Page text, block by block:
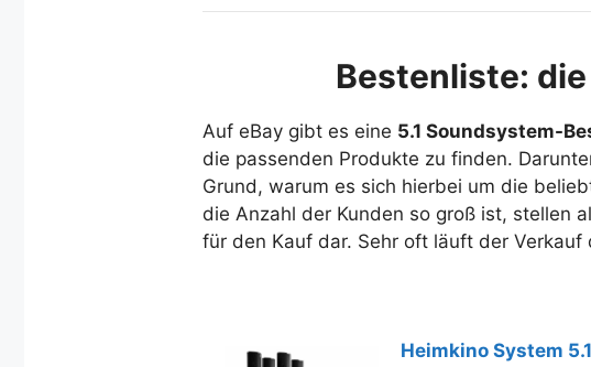
Bestenliste:
Auf eBay gibt es eine 5.1 Soundsystem-
die passenden Produkte zu finden.
Grund, warum es sich hierbei um die
die Anzahl der Kunden so groß ist, stellen
für den Kauf dar. Sehr oft läuft der
Heimkino System